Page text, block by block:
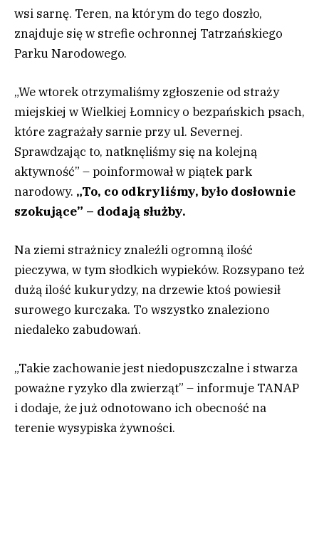
wsi sarnę. Teren, na którym do tego doszło,
znajduje się w strefie ochronnej Tatrzańskiego
Parku Narodowego.
„We wtorek otrzymaliśmy zgłoszenie od straży
miejskiej w Wielkiej Łomnicy o bezpańskich psach,
które zagrażały sarnie przy ul. Severnej.
Sprawdzając to, natknęliśmy się na kolejną
aktywność” – poinformował w piątek park
narodowy. „To, co odkryliśmy, było dosłownie
szokujące” – dodają służby.
Na ziemi strażnicy znaleźli ogromną ilość
pieczywa, w tym słodkich wypieków. Rozsypano też
dużą ilość kukurydzy, na drzewie ktoś powiesił
surowego kurczaka. To wszystko znaleziono
niedaleko zabudowań.
„Takie zachowanie jest niedopuszczalne i stwarza
poważne ryzyko dla zwierząt” – informuje TANAP
i dodaje, że już odnotowano ich obecność na
terenie wysypiska żywności.